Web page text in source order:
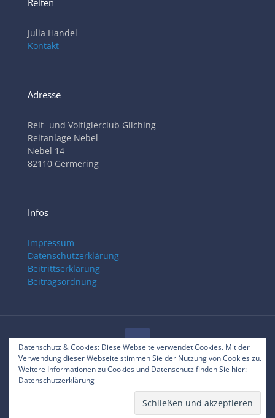
Reiten
Julia Handel
Kontakt
Adresse
Reit- und Voltigierclub Gilching
Reitanlage Nebel
Nebel 14
82110 Germering
Infos
Impressum
Datenschutzerklärung
Beitrittserklärung
Beitragsordnung
Datenschutz & Cookies: Diese Webseite verwendet Cookies. Mit der
Verwendung dieser Webseite stimmen Sie der Nutzung von Cookies zu.
Weitere Informationen zu Cookies und Datenschutz finden Sie hier:
Datenschutzerklärung
© 2025 RVC Gilching